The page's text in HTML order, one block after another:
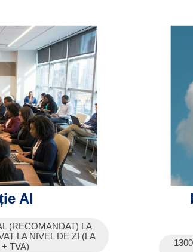
AI
(RECOMANDAT) LA
LA NIVEL DE ZI (LA
TVA)